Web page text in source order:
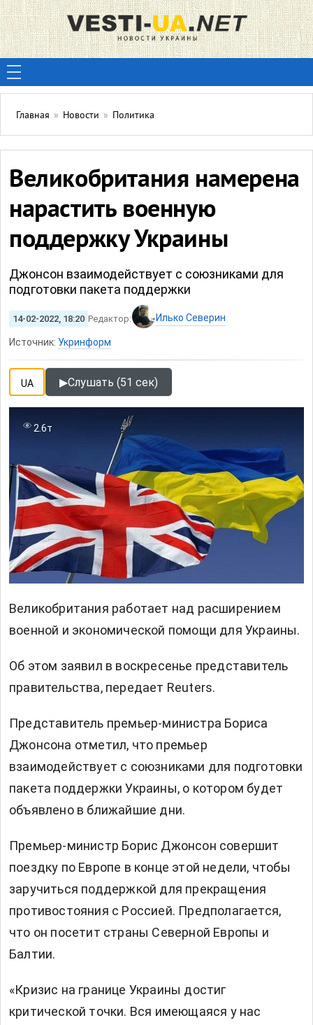
Главная » Новости » Политика
Великобритания намерена
нарастить военную
поддержку Украины
Джонсон взаимодействует с союзниками для
подготовки пакета поддержки
14-02-2022, 18:20 Редактор: Илько Северин
Источник: Укринформ
UA ▶Слушать (51 сек)
2.6т
Великобритания работает над расширением
военной и экономической помощи для Украины.
Об этом заявил в воскресенье представитель
правительства, передает Reuters.
Представитель премьер-министра Бориса
Джонсона отметил, что премьер
взаимодействует с союзниками для подготовки
пакета поддержки Украины, о котором будет
объявлено в ближайшие дни.
Премьер-министр Борис Джонсон совершит
поездку по Европе в конце этой недели, чтобы
заручиться поддержкой для прекращения
противостояния с Россией. Предполагается,
что он посетит страны Северной Европы и
Балтии.
«Кризис на границе Украины достиг
критической точки. Вся имеющаяся у нас